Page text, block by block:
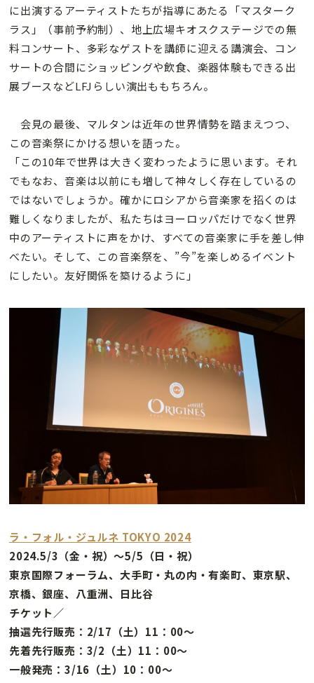
に出演するアーティストたちが指導にあたる「マスターク
ラス」（事前予約制）、地上広場キオスクステージでの無
料コンサート、多彩なゲストを講師に迎える講演会、コン
サートの合間にショッピングや飲食、楽器体験もできる出
展ブースなどLFJらしい演出ももちろん。
会見の最後、マルタンは近年の世界情勢を踏まえつつ、
この音楽祭にかける想いを語った。
「この10年で世界は大きく変わったように思います。それ
でもなお、音楽は以前にも増して神々しく存在しているの
ではないでしょうか。確かにロシアから音楽家を招くのは
難しくなりましたが、私たちはヨーロッパだけでなく世界
中のアーティストに声をかけ、すべての音楽家に手を差し伸
べたい。そして、この音楽祭を、”今”を楽しめるイベント
にしたい。友好関係を築けるように」
ラ・フォル・ジュルネ TOKYO 2024
2024.5/3（金・祝）〜5/5（日・祝）
東京国際フォーラム、大手町・丸の内・有楽町、東京駅、
京橋、銀座、八重洲、日比谷
チケット／
抽選先行販売：2/17（土）11：00～
先着先行販売：3/2（土）11：00～
一般発売：3/16（土）10：00～